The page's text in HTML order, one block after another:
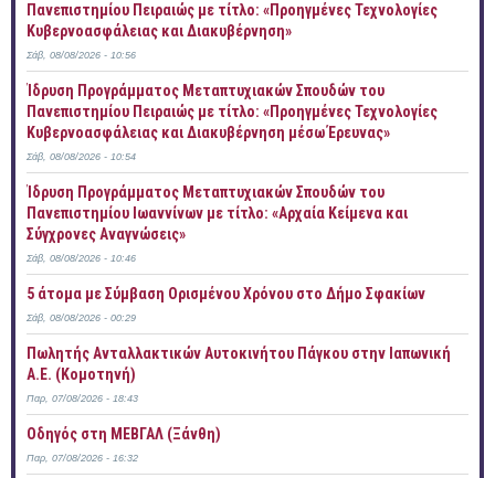
Πανεπιστημίου Πειραιώς με τίτλο: «Προηγμένες Τεχνολογίες
Κυβερνοασφάλειας και Διακυβέρνηση»
Σάβ, 08/08/2026 - 10:56
Ίδρυση Προγράμματος Μεταπτυχιακών Σπουδών του
Πανεπιστημίου Πειραιώς με τίτλο: «Προηγμένες Τεχνολογίες
Κυβερνοασφάλειας και Διακυβέρνηση μέσω Έρευνας»
Σάβ, 08/08/2026 - 10:54
Ίδρυση Προγράμματος Μεταπτυχιακών Σπουδών του
Πανεπιστημίου Ιωαννίνων με τίτλο: «Αρχαία Κείμενα και
Σύγχρονες Αναγνώσεις»
Σάβ, 08/08/2026 - 10:46
5 άτομα με Σύμβαση Ορισμένου Χρόνου στο Δήμο Σφακίων
Σάβ, 08/08/2026 - 00:29
Πωλητής Ανταλλακτικών Αυτοκινήτου Πάγκου στην Ιαπωνική
Α.Ε. (Κομοτηνή)
Παρ, 07/08/2026 - 18:43
Οδηγός στη ΜΕΒΓΑΛ (Ξάνθη)
Παρ, 07/08/2026 - 16:32